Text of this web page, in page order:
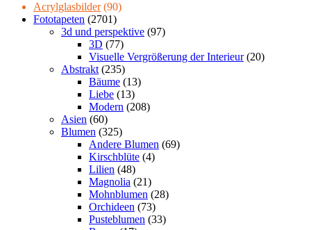
Acrylglasbilder (90)
Fototapeten (2701)
3d und perspektive (97)
3D (77)
Visuelle Vergrößerung der Interieur (20)
Abstrakt (235)
Bäume (13)
Liebe (13)
Modern (208)
Asien (60)
Blumen (325)
Andere Blumen (69)
Kirschblüte (4)
Lilien (48)
Magnolia (21)
Mohnblumen (28)
Orchideen (73)
Pusteblumen (33)